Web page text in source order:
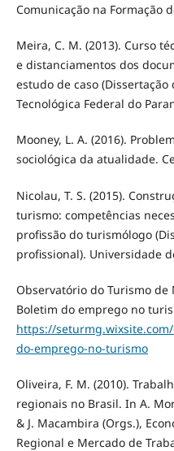
Comunicação na Formação
Meira, C. M. (2013). Curso
e distanciamentos dos
estudo de caso
Tecnológica Federal do
Mooney, L. A. (2016).
sociológica da atualidade.
Nicolau, T. S. (2015).
turismo: competências
profissão do turismólogo
profissional). Universidade
Observatório do Turismo de
Boletim do emprego no
https://
do-emprego-no-turismo
Oliveira, F. M. (2010).
regionais no Brasil. In A.
& J. Macambira (Orgs.),
Regional e Mercado de